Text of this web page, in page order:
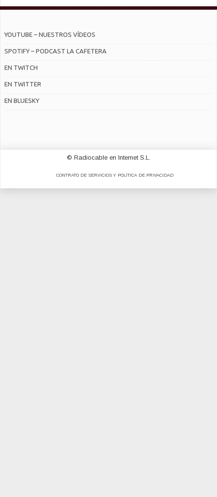
YOUTUBE – NUESTROS VÍDEOS
SPOTIFY – PODCAST LA CAFETERA
EN TWITCH
EN TWITTER
EN BLUESKY
© Radiocable en Internet S.L.
CONTRATO DE SERVICIOS Y POLÍTICA DE PRIVACIDAD